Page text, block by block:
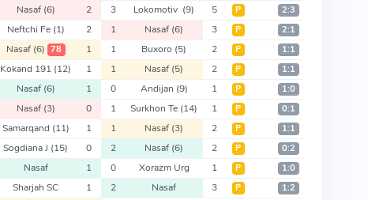
Nasaf (6) 2 3 Lokomotiv (9) 5 Р 2:3
Neftchi Fe (1) 2 1 Nasaf (6) 3 Р 2:1
Nasaf (6) 78 1 1 Buxoro (5) 2 Р 1:1
Kokand 191 (12) 1 1 Nasaf (5) 2 Р 1:1
Nasaf (6) 1 0 Andijan (9) 1 Р 1:0
Nasaf (3) 0 1 Surkhon Te (14) 1 Р 0:1
Samarqand (11) 1 1 Nasaf (3) 2 Р 1:1
Sogdiana J (15) 0 2 Nasaf (6) 2 Р 0:2
Nasaf 1 0 Xorazm Urg 1 Р 1:0
Sharjah SC 1 2 Nasaf 3 Р 1:2